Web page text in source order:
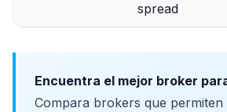
spread
Encuentra el mejor broker
Compara brokers que